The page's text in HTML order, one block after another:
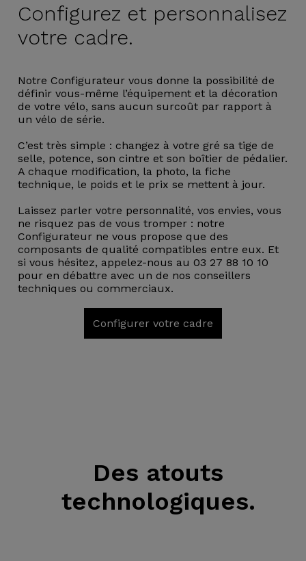
Configurez et personnalisez
votre cadre.
Notre Configurateur vous donne la possibilité de
définir vous-même l’équipement et la décoration
de votre vélo, sans aucun surcoût par rapport à
un vélo de série.
C’est très simple : changez à votre gré sa tige de
selle, potence, son cintre et son boîtier de pédalier.
A chaque modification, la photo, la fiche
technique, le poids et le prix se mettent à jour.
Laissez parler votre personnalité, vos envies, vous
ne risquez pas de vous tromper : notre
Configurateur ne vous propose que des
composants de qualité compatibles entre eux. Et
si vous hésitez, appelez-nous au 03 27 88 10 10
pour en débattre avec un de nos conseillers
techniques ou commerciaux.
Configurer votre cadre
Des atouts
technologiques.